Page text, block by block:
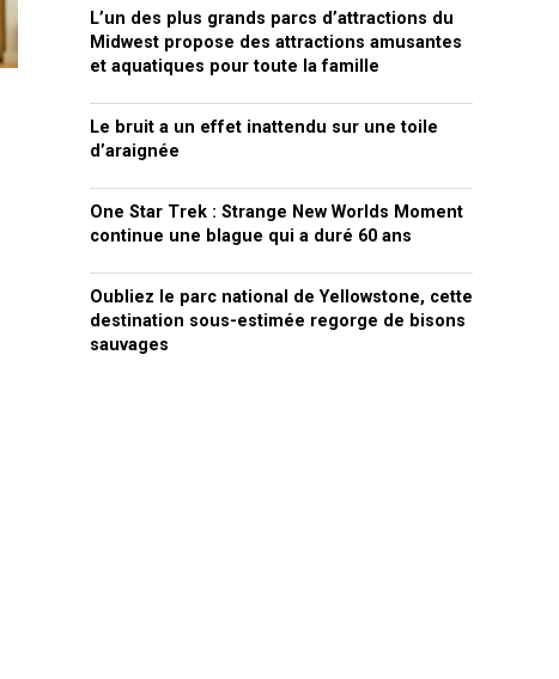
L’un des plus grands parcs d’attractions du
Midwest propose des attractions amusantes
et aquatiques pour toute la famille
Le bruit a un effet inattendu sur une toile
d’araignée
One Star Trek : Strange New Worlds Moment
continue une blague qui a duré 60 ans
Oubliez le parc national de Yellowstone, cette
destination sous-estimée regorge de bisons
sauvages